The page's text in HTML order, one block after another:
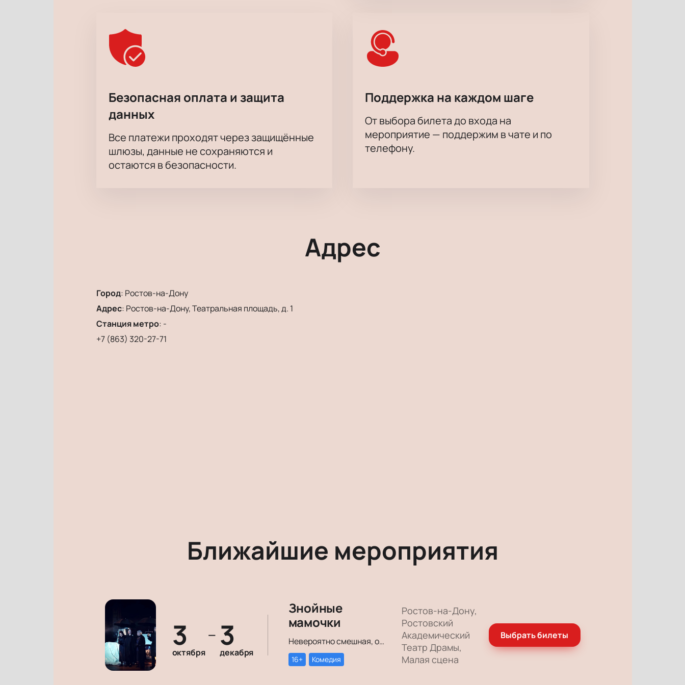
Безопасная оплата и защита
данных
Все платежи проходят через защищённые
шлюзы, данные не сохраняются и
остаются в безопасности.
Поддержка на каждом шаге
От выбора билета до входа на
мероприятие — поддержим в чате и по
телефону.
Адрес
Город: Ростов-на-Дону
Адрес: Ростов-на-Дону, Театральная площадь, д. 1
Станция метро: -
+7 (863) 320-27-71
Ближайшие мероприятия
3
октября
— 3
декабря
Знойные
мамочки
Невероятно смешная, озорная, зажигательная комедия – о том, как две прекрасные леди степенного возраста вовсе не торопятся остепеняться, и подают своим уже взрослым детям отличный пример, как жить на полную катушку.
16+ Комедия
Ростов-на-Дону,
Ростовский
Академический
Театр Драмы,
Малая сцена
Выбрать билеты